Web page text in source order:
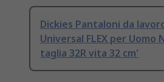
Dickies Pantaloni da
Universal FLEX per Uomo
taglia 32R vita 32 cm'